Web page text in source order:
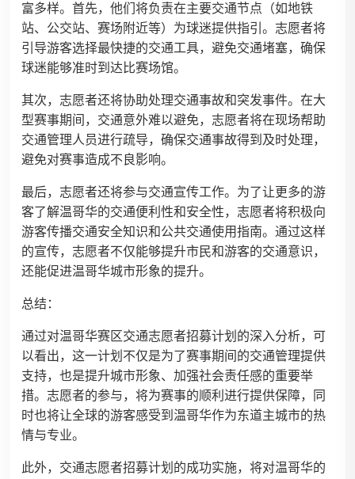
富多样。首先，他们将负责在主要交通节点（如地铁
站、公交站、赛场附近等）为球迷提供指引。志愿者将
引导游客选择最快捷的交通工具，避免交通堵塞，确保
球迷能够准时到达比赛场馆。
其次，志愿者还将协助处理交通事故和突发事件。在大
型赛事期间，交通意外难以避免，志愿者将在现场帮助
交通管理人员进行疏导，确保交通事故得到及时处理，
避免对赛事造成不良影响。
最后，志愿者还将参与交通宣传工作。为了让更多的游
客了解温哥华的交通便利性和安全性，志愿者将积极向
游客传播交通安全知识和公共交通使用指南。通过这样
的宣传，志愿者不仅能够提升市民和游客的交通意识，
还能促进温哥华城市形象的提升。
总结：
通过对温哥华赛区交通志愿者招募计划的深入分析，可
以看出，这一计划不仅是为了赛事期间的交通管理提供
支持，也是提升城市形象、加强社会责任感的重要举
措。志愿者的参与，将为赛事的顺利进行提供保障，同
时也将让全球的游客感受到温哥华作为东道主城市的热
情与专业。
此外，交通志愿者招募计划的成功实施，将对温哥华的